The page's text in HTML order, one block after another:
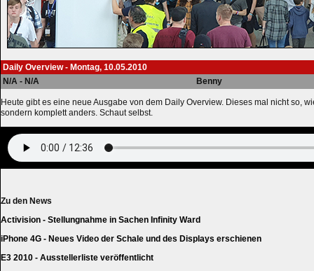
Daily Overview - Montag, 10.05.2010
N/A - N/A
Benny
Heute gibt es eine neue Ausgabe von dem Daily Overview. Dieses mal nicht so,
sondern komplett anders. Schaut selbst.
Zu den News
Activision - Stellungnahme in Sachen Infinity Ward
iPhone 4G - Neues Video der Schale und des Displays erschienen
E3 2010 - Ausstellerliste veröffentlicht